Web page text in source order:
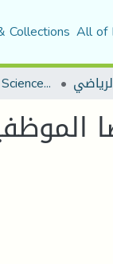
Collections All of
Institute of Sports Sciences and Techniques